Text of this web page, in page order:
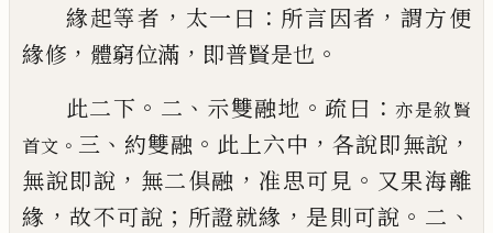
緣起等者 ， 太一曰 ： 所言因者 ，謂方便
緣修 ， 體窮位滿 ， 即普賢是也 。
此二下 。 二 、 示雙融地 。 疏曰 ：亦是敘賢
首文 。 三 、 約雙融 。 此上六中 ，各說即無說 ，
無說即說 ， 無二俱融 ， 准思可見 。 又果海離
緣 ，故不可說 ； 所證就緣 ， 是則可說 。 二 、